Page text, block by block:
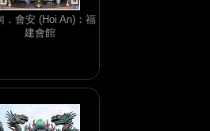
．會安 (Hoi An)：福
建會館